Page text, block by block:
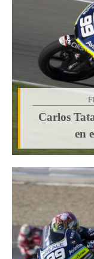
Carlos
en